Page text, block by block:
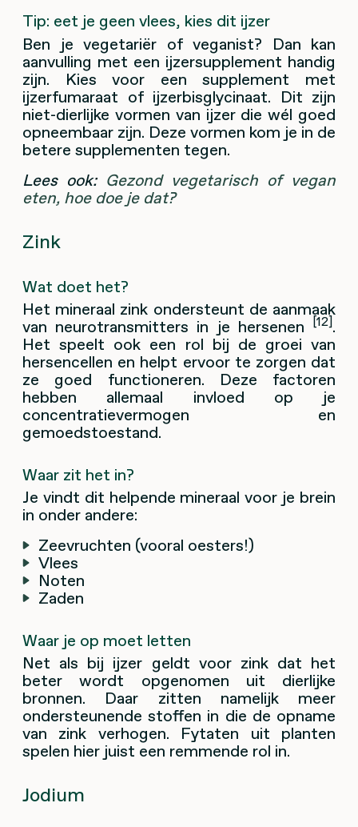
Tip: eet je geen vlees, kies dit ijzer
Ben je vegetariër of veganist? Dan kan
aanvulling met een ijzersupplement handig
zijn. Kies voor een supplement met
ijzerfumaraat of ijzerbisglycinaat. Dit zijn
niet-dierlijke vormen van ijzer die wél goed
opneembaar zijn. Deze vormen kom je in de
betere supplementen tegen.
Lees ook: Gezond vegetarisch of vegan
eten, hoe doe je dat?
Zink
Wat doet het?
Het mineraal zink ondersteunt de aanmaak
van neurotransmitters in je hersenen [12].
Het speelt ook een rol bij de groei van
hersencellen en helpt ervoor te zorgen dat
ze goed functioneren. Deze factoren
hebben allemaal invloed op je
concentratievermogen en
gemoedstoestand.
Waar zit het in?
Je vindt dit helpende mineraal voor je brein
in onder andere:
Zeevruchten (vooral oesters!)
Vlees
Noten
Zaden
Waar je op moet letten
Net als bij ijzer geldt voor zink dat het
beter wordt opgenomen uit dierlijke
bronnen. Daar zitten namelijk meer
ondersteunende stoffen in die de opname
van zink verhogen. Fytaten uit planten
spelen hier juist een remmende rol in.
Jodium